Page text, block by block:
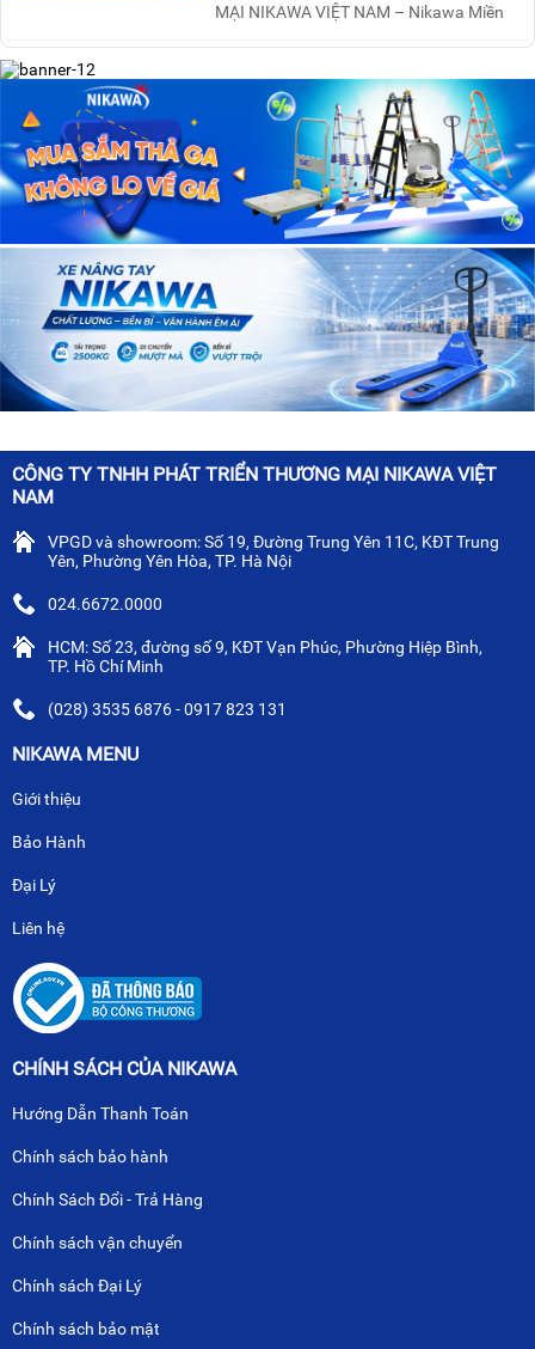
MẠI NIKAWA VIỆT NAM – Nikawa Miền
Bắc: Số 19, Đường Trung ....
CÔNG TY TNHH PHÁT TRIỂN THƯƠNG MẠI NIKAWA VIỆT
NAM
VPGD và showroom: Số 19, Đường Trung Yên 11C, KĐT Trung
Yên, Phường Yên Hòa, TP. Hà Nội
024.6672.0000
HCM: Số 23, đường số 9, KĐT Vạn Phúc, Phường Hiệp Bình,
TP. Hồ Chí Minh
(028) 3535 6876 - 0917 823 131
NIKAWA MENU
Giới thiệu
Bảo Hành
Đại Lý
Liên hệ
CHÍNH SÁCH CỦA NIKAWA
Hướng Dẫn Thanh Toán
Chính sách bảo hành
Chính Sách Đổi - Trả Hàng
Chính sách vận chuyển
Chính sách Đại Lý
Chính sách bảo mật